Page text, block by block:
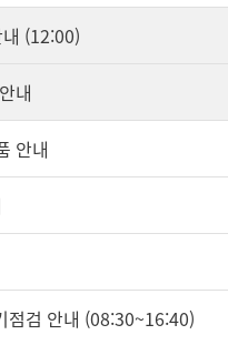
(12:00)
내
안내
점검 안내 (08:30~16:40)